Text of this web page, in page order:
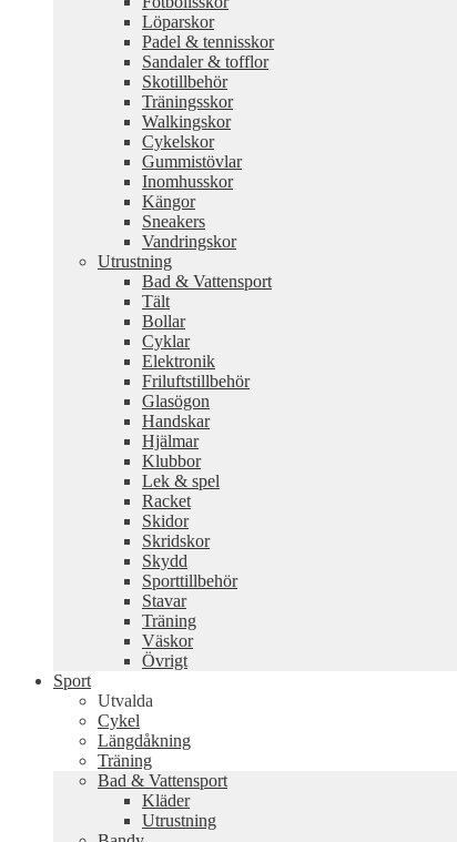
Löparskor
Padel & tennisskor
Sandaler & tofflor
Skotillbehör
Träningsskor
Walkingskor
Cykelskor
Gummistövlar
Inomhusskor
Kängor
Sneakers
Vandringskor
Utrustning
Bad & Vattensport
Tält
Bollar
Cyklar
Elektronik
Friluftstillbehör
Glasögon
Handskar
Hjälmar
Klubbor
Lek & spel
Racket
Skidor
Skridskor
Skydd
Sporttillbehör
Stavar
Träning
Väskor
Övrigt
Sport
Utvalda
Cykel
Längdåkning
Träning
Bad & Vattensport
Kläder
Utrustning